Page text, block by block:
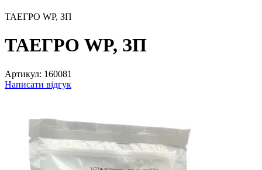
ТАЕГРО WP, ЗП
ТАЕГРО WP, ЗП
Артикул: 160081
Написати відгук